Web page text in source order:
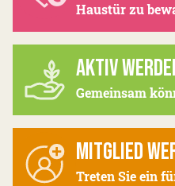
Haustür zu
AKTIV
Gemeinsam
MITGLIED
Treten Sie ein